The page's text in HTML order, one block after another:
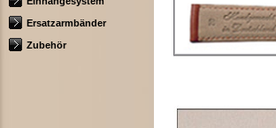
Ersatzarmbänder
Zubehör